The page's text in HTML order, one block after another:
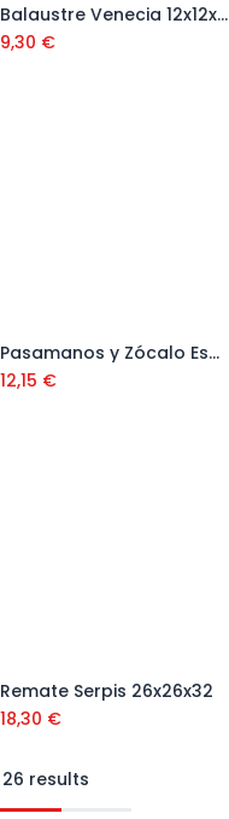
Añadir al carrito
Balaustre Venecia 12x12x65 cm
9,30 €
Añadir al carrito
Pasamanos y Zócalo Esparta 6x15x100 cm
12,15 €
Añadir al carrito
Remate Serpis 26x26x32
18,30 €
results